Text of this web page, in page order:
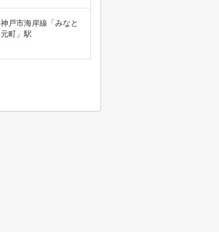
神戸市海岸線「みなと
元町」駅